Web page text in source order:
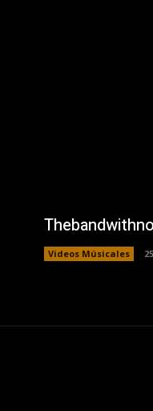
Videos Músicales